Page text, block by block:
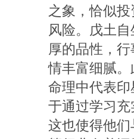
之象，恰似
风险。戊土
厚的品性，
情丰富细腻
命理中代表
于通过学习
这也使得他